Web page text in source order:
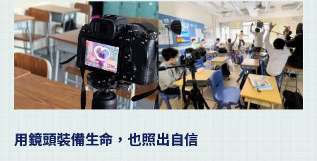
用鏡頭裝備生命，也照出自信